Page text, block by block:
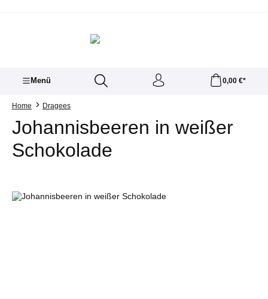
Menü 0,00 €*
Home Dragees
Johannisbeeren in weißer
Schokolade
Bildergalerie überspringen